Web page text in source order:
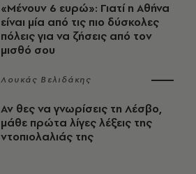
«Μένουν 6 ευρώ»: Γιατί η Αθήνα
είναι μία από τις πιο δύσκολες
πόλεις για να ζήσεις από τον
μισθό σου
Λουκάς Βελιδάκης
Αν θες να γνωρίσεις τη Λέσβο,
μάθε πρώτα λίγες λέξεις της
ντοπιολαλιάς της